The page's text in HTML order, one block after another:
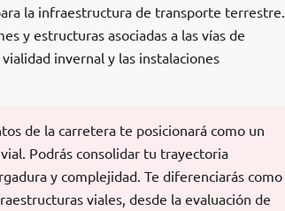
la infraestructura de transporte terrestre.
y estructuras asociadas a las vías de
invernal y las instalaciones
de la carretera te posicionará como un
Podrás consolidar tu trayectoria
y complejidad. Te diferenciarás como
viales, desde la evaluación de